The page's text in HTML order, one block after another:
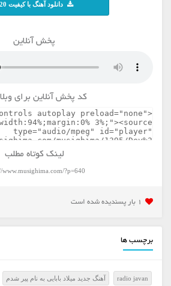
دانلود آهنگ با کیفیت 320
پخش آنلاین
کد پخش آنلاین برای
لینک کوتاه مطلب
www.musighima.com/?p=640
1 بار پسنديده شده است
برچسب ها
radio javan آهنگ جدید میلاد بابایی به نام پیر شدم